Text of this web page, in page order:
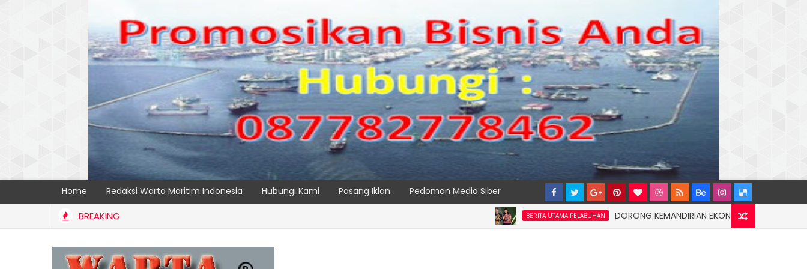
Home Redaksi Warta Maritim Indonesia Hubungi Kami Pasang Iklan Pedoman Media Siber
BREAKING BERITA UTAMA PELABUHAN
DORONG KEMANDIRIAN EKONOMI MASYARAKAT PESISIR,